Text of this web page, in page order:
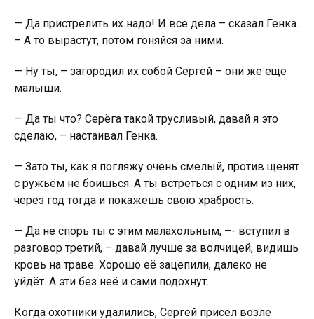
— Да пристрелить их надо! И все дела – сказал Генка.
– А то вырастут, потом гоняйся за ними.
— Ну ты, – загородил их собой Сергей – они же ещё
малыши.
— Да ты что? Серёга такой трусливый, давай я это
сделаю, – настаивал Генка.
— Зато ты, как я погляжу очень смелый, против щенят
с рyжьём не боишься. А ты встреться с одним из них,
через год тогда и покажешь свою храбрость.
— Да не спорь ты с этим малахольным, –- вступил в
разговор третий, – давай лучше за волчицей, видишь
крoвь на траве. Хорошо её зацепили, далеко не
уйдёт. А эти без неё и сами подохнут.
Когда oxoтники удалились, Сергей присел возле